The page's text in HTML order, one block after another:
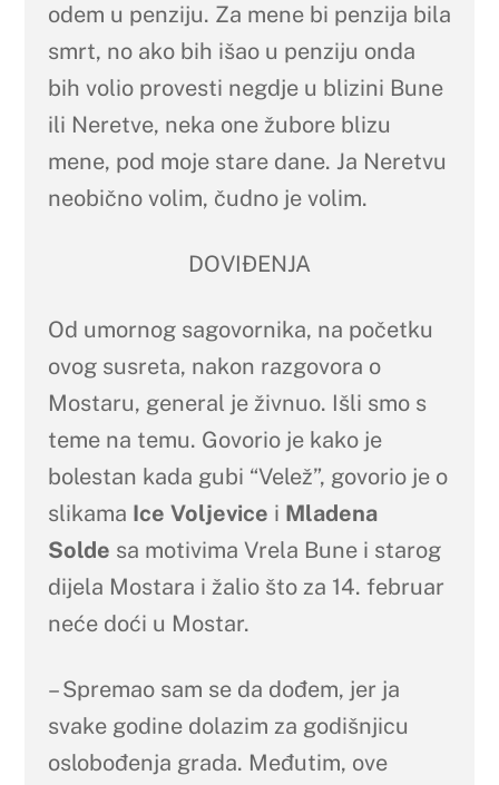
odem u penziju. Za mene bi penzija bila
smrt, no ako bih išao u penziju onda
bih volio provesti negdje u blizini Bune
ili Neretve, neka one žubore blizu
mene, pod moje stare dane. Ja Neretvu
neobično volim, čudno je volim.
DOVIĐENJA
Od umornog sagovornika, na početku
ovog susreta, nakon razgovora o
Mostaru, general je živnuo. Išli smo s
teme na temu. Govorio je kako je
bolestan kada gubi “Velež”, govorio je o
slikama Ice Voljevice i Mladena
Solde sa motivima Vrela Bune i starog
dijela Mostara i žalio što za 14. februar
neće doći u Mostar.
– Spremao sam se da dođem, jer ja
svake godine dolazim za godišnjicu
oslobođenja grada. Međutim, ove